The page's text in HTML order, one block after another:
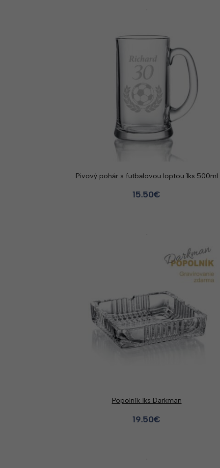
Pivový pohár s futbalovou loptou 1ks 500ml
15.50€
Popolník 1ks Darkman
19.50€